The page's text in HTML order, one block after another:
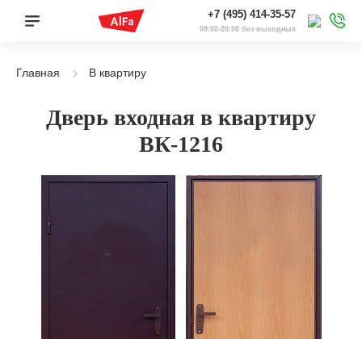
+7 (495) 414-35-57
09:00-20:00 без выходных
Главная В квартиру
Дверь входная в квартиру
ВК-1216